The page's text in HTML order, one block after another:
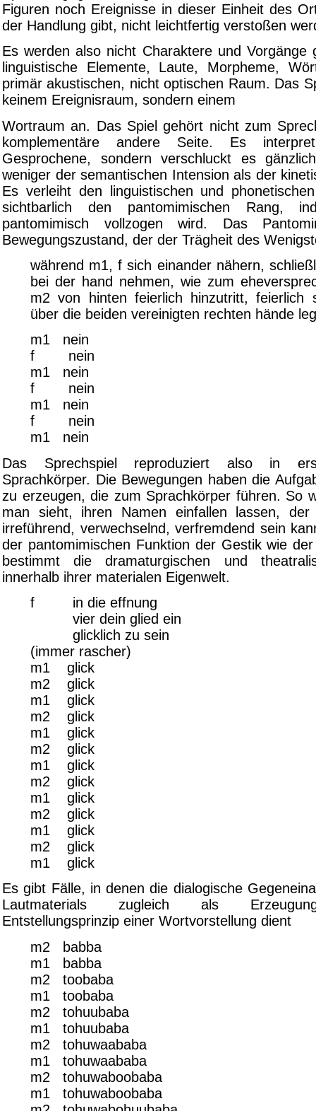
Figuren noch Ereignisse in dieser Einheit des
der Handlung gibt, nicht leichtfertig verstoßen
Es werden also nicht Charaktere und Vorgänge
linguistische Elemente, Laute, Morpheme,
primär akustischen, nicht optischen Raum. Das
keinem Ereignisraum, sondern einem
Wortraum an. Das Spiel gehört nicht zum
komplementäre andere Seite. Es
Gesprochene, sondern verschluckt es
weniger der semantischen Intension als der
Es verleiht den linguistischen und
sichtbarlich den pantomimischen Rang,
pantomimisch vollzogen wird. Das
Bewegungszustand, der der Trägheit des
während m1, f sich einander nähern,
bei der hand nehmen, wie zum
m2 von hinten feierlich hinzutritt, feierlich
über die beiden vereinigten rechten hände
m1 nein
f nein
m1 nein
f nein
m1 nein
f nein
m1 nein
Das Sprechspiel reproduziert also in
Sprachkörper. Die Bewegungen haben die
zu erzeugen, die zum Sprachkörper führen. So
man sieht, ihren Namen einfallen lassen, der
irreführend, verwechselnd, verfremdend sein
der pantomimischen Funktion der Gestik wie
bestimmt die dramaturgischen und
innerhalb ihrer materialen Eigenwelt.
f in die effnung
vier dein glied ein
glicklich zu sein
(immer rascher)
m1 glick
m2 glick
m1 glick
m2 glick
m1 glick
m2 glick
m1 glick
m2 glick
m1 glick
m2 glick
m1 glick
m2 glick
m1 glick
Es gibt Fälle, in denen die dialogische
Lautmaterials zugleich als
Entstellungsprinzip einer Wortvorstellung dient
m2 babba
m1 babba
m2 toobaba
m1 toobaba
m2 tohuubaba
m1 tohuubaba
m2 tohuwaababa
m1 tohuwaababa
m2 tohuwaboobaba
m1 tohuwaboobaba